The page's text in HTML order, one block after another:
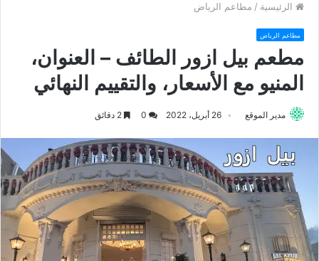
الرئيسية / مطاعم الرياض
مطاعم الرياض
مطعم بيل ازور الطائف – العنوان،
المنيو مع الأسعار، والتقييم النهائي
مدير الموقع 26 أبريل، 2022